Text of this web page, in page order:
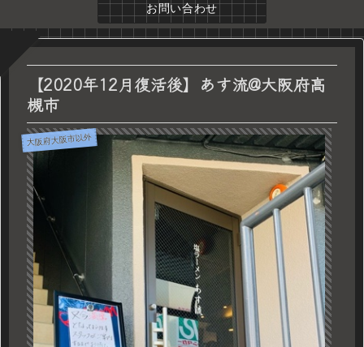
お問い合わせ
【2020年12月復活後】あす流@大阪府高
槻市
大阪府大阪市以外